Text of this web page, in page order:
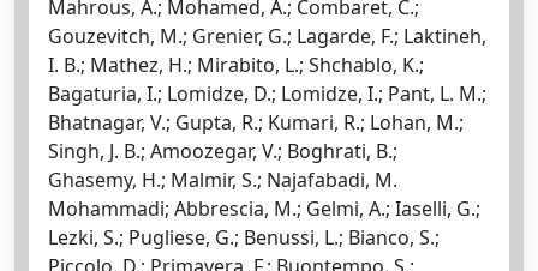
Mahrous, A.; Mohamed, A.; Combaret, C.;
Gouzevitch, M.; Grenier, G.; Lagarde, F.; Laktineh,
I. B.; Mathez, H.; Mirabito, L.; Shchablo, K.;
Bagaturia, I.; Lomidze, D.; Lomidze, I.; Pant, L. M.;
Bhatnagar, V.; Gupta, R.; Kumari, R.; Lohan, M.;
Singh, J. B.; Amoozegar, V.; Boghrati, B.;
Ghasemy, H.; Malmir, S.; Najafabadi, M.
Mohammadi; Abbrescia, M.; Gelmi, A.; Iaselli, G.;
Lezki, S.; Pugliese, G.; Benussi, L.; Bianco, S.;